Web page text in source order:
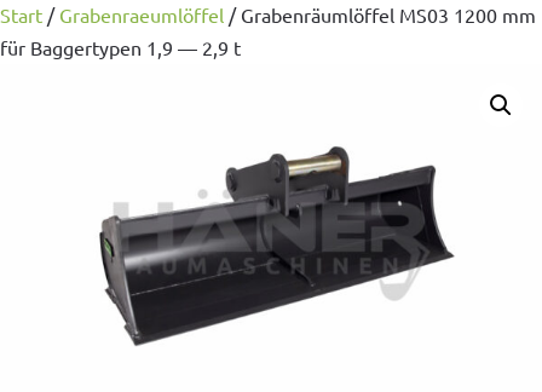
Start / Grabenraeumlöffel / Grabenräumlöffel MS03 1200 mm
für Baggertypen 1,9 — 2,9 t